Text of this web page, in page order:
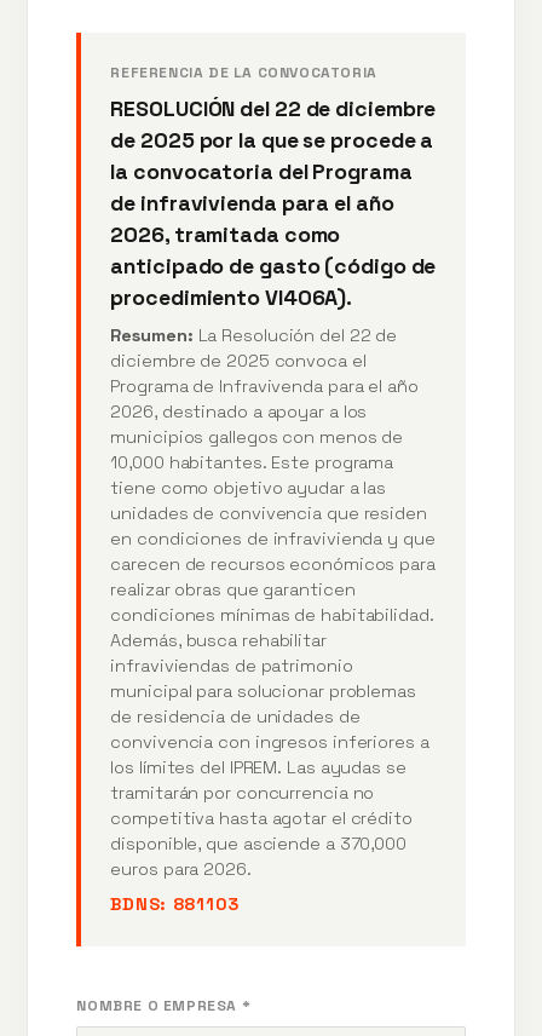
REFERENCIA DE LA CONVOCATORIA
RESOLUCIÓN del 22 de diciembre
de 2025 por la que se procede a
la convocatoria del Programa
de infravivienda para el año
2026, tramitada como
anticipado de gasto (código de
procedimiento VI406A).
Resumen: La Resolución del 22 de
diciembre de 2025 convoca el
Programa de Infravivenda para el año
2026, destinado a apoyar a los
municipios gallegos con menos de
10,000 habitantes. Este programa
tiene como objetivo ayudar a las
unidades de convivencia que residen
en condiciones de infravivienda y que
carecen de recursos económicos para
realizar obras que garanticen
condiciones mínimas de habitabilidad.
Además, busca rehabilitar
infraviviendas de patrimonio
municipal para solucionar problemas
de residencia de unidades de
convivencia con ingresos inferiores a
los límites del IPREM. Las ayudas se
tramitarán por concurrencia no
competitiva hasta agotar el crédito
disponible, que asciende a 370,000
euros para 2026.
BDNS: 881103
NOMBRE O EMPRESA *